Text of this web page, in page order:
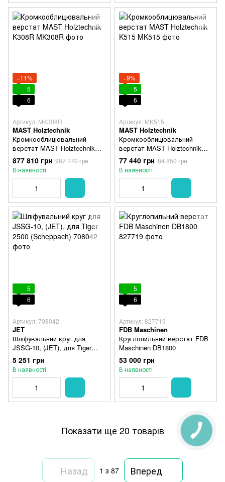
−11%
5
6
Артикул: MK308R
MAST Holztechnik
Кромкооблицювальний
верстат MAST Holztechnik
K308R
877 810 грн 987 170 грн
В наявності
−9%
5
6
Артикул: MK515
MAST Holztechnik
Кромкооблицювальний
верстат MAST Holztechnik
K515
77 440 грн 84 850 грн
В наявності
5
6
Артикул: 708042
JET
Шліфувальний круг для
JSSG-10, (JET), для Tiger
2500 (Scheppach)
5 251 грн
В наявності
5
6
Артикул: 827719
FDB Maschinen
Круглопильний верстат FDB
Maschinen DB1800
53 000 грн
В наявності
Показати ще 20 товарів
Назад 1 з 87 Вперед